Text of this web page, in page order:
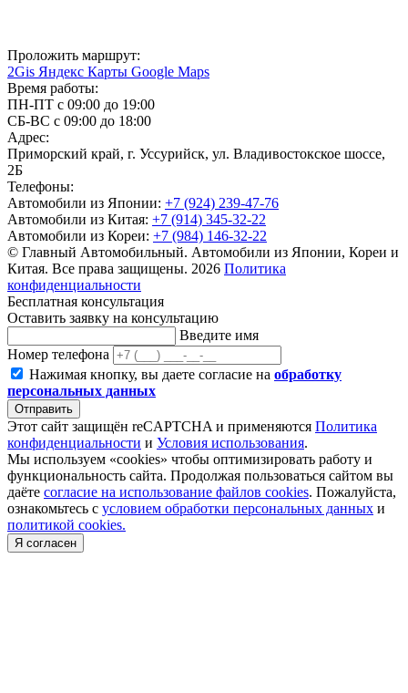
Проложить маршрут:
2Gis Яндекс Карты Google Maps
Время работы:
ПН-ПТ с 09:00 до 19:00
СБ-ВС с 09:00 до 18:00
Адрес:
Приморский край, г. Уссурийск, ул. Владивостокское шоссе,
2Б
Телефоны:
Автомобили из Японии: +7 (924) 239-47-76
Автомобили из Китая: +7 (914) 345-32-22
Автомобили из Кореи: +7 (984) 146-32-22
© Главный Автомобильный. Автомобили из Японии, Кореи и
Китая. Все права защищены. 2026 Политика
конфиденциальности
Бесплатная консультация
Оставить заявку на консультацию
Введите имя
Номер телефона
Нажимая кнопку, вы даете согласие на обработку
персональных данных
Отправить
Этот сайт защищён reCAPTCHA и применяются Политика
конфиденциальности и Условия использования.
Мы используем «cookies» чтобы оптимизировать работу и
функциональность сайта. Продолжая пользоваться сайтом вы
даёте согласие на использование файлов cookies. Пожалуйста,
ознакомьтесь с условием обработки персональных данных и
политикой cookies.
Я согласен